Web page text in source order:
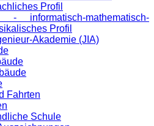
Profil
- informatisch-mathematisch-
Profil
Akademie (JIA)
Fahrten
Schule